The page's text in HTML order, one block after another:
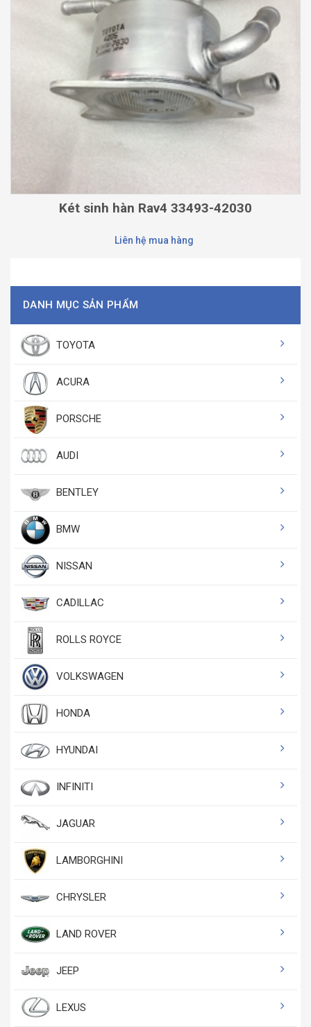
Két sinh hàn Rav4 33493-42030
Liên hệ mua hàng
DANH MỤC SẢN PHẨM
TOYOTA
ACURA
PORSCHE
AUDI
BENTLEY
BMW
NISSAN
CADILLAC
ROLLS ROYCE
VOLKSWAGEN
HONDA
HYUNDAI
INFINITI
JAGUAR
LAMBORGHINI
CHRYSLER
LAND ROVER
JEEP
LEXUS